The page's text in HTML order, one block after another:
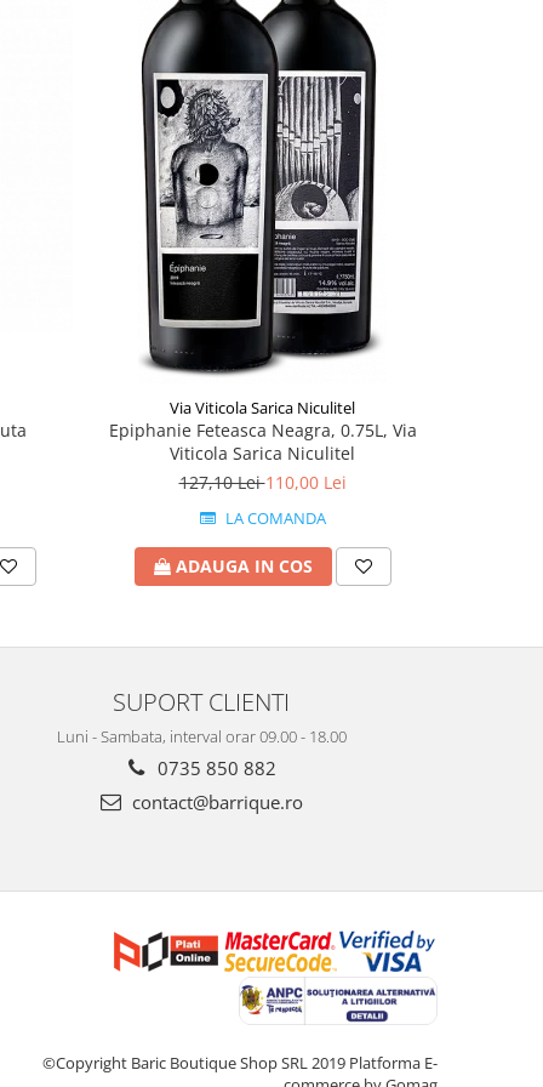
Via Viticola Sarica Niculitel
Epiphanie Feteasca Neagra, 0.75L, Via
Viticola Sarica Niculitel
127,10 Lei110,00 Lei
LA COMANDA
ADAUGA IN COS
SUPORT CLIENTI
Luni - Sambata, interval orar 09.00 - 18.00
0735 850 882
contact@barrique.ro
©Copyright Baric Boutique Shop SRL 2019 Platforma E-